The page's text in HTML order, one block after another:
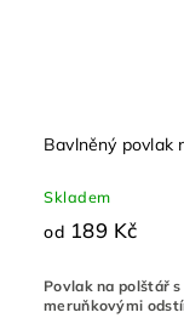
Bavlněný povlak
Skladem
od 189 Kč
Povlak na polštář
meruňkovými